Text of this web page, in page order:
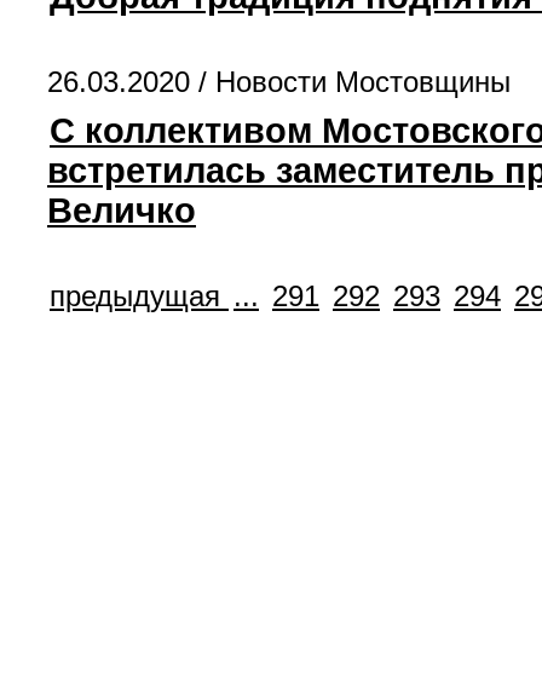
26.03.2020 / Новости Мостовщины
С коллективом
встретилась заместитель
Величко
предыдущая ... 291 292 293 294